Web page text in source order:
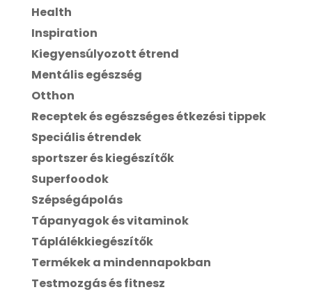
Health
Inspiration
Kiegyensúlyozott étrend
Mentális egészség
Otthon
Receptek és egészséges étkezési tippek
Speciális étrendek
sportszer és kiegészítők
Superfoodok
Szépségápolás
Tápanyagok és vitaminok
Táplálékkiegészítők
Termékek a mindennapokban
Testmozgás és fitnesz